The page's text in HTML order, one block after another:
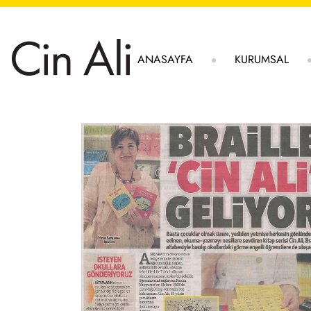
ANASAYFA KURUMSAL
Cin Ali
Cin Ali'nin
Cin Ali
Oyunla
Duyurular
Basın